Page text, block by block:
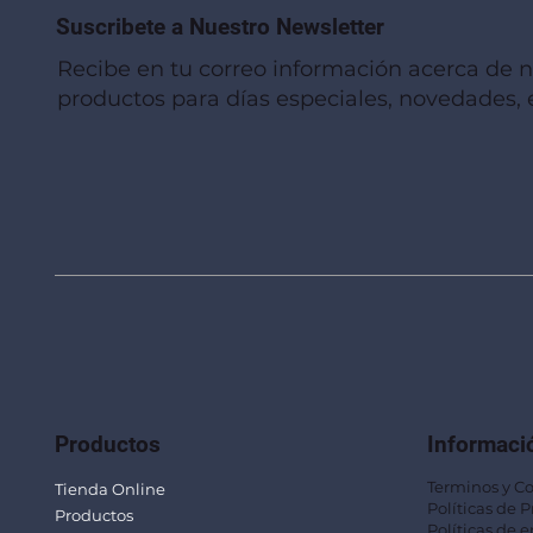
Suscribete a Nuestro Newsletter
Recibe en tu correo información acerca de
productos para días especiales, novedades,
Productos
Tienda Online
Productos
Terminos y
Políticas de